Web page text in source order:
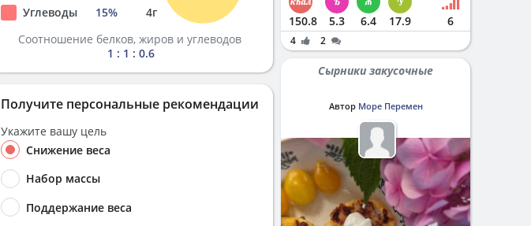
Углеводы
15% 4г
Соотношение белков, жиров и углеводов
1 : 1 : 0.6
Получите персональные рекомендации
Укажите вашу цель
Снижение веса
Набор массы
Поддержание веса
150.8 5.3 6.4 17.9 6
4 2
Сырники закусочные
Автор Море Перемен